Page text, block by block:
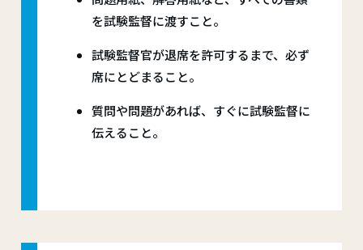
を試験監督に渡すこと。
試験監督官が退席を許可するまで、必ず
席にとどまること。
質問や問題があれば、すぐに試験監督に
伝えること。